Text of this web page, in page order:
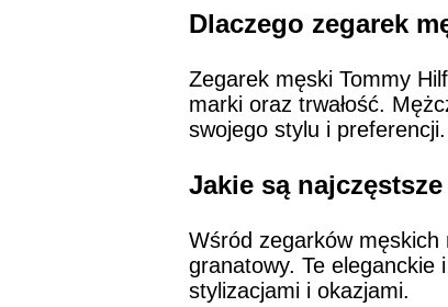
Dlaczego zegarek
Zegarek męski Tommy
marki oraz trwałość.
swojego stylu i preferencji.
Jakie są
Wśród zegarków męskich
granatowy. Te eleganckie
stylizacjami i okazjami.